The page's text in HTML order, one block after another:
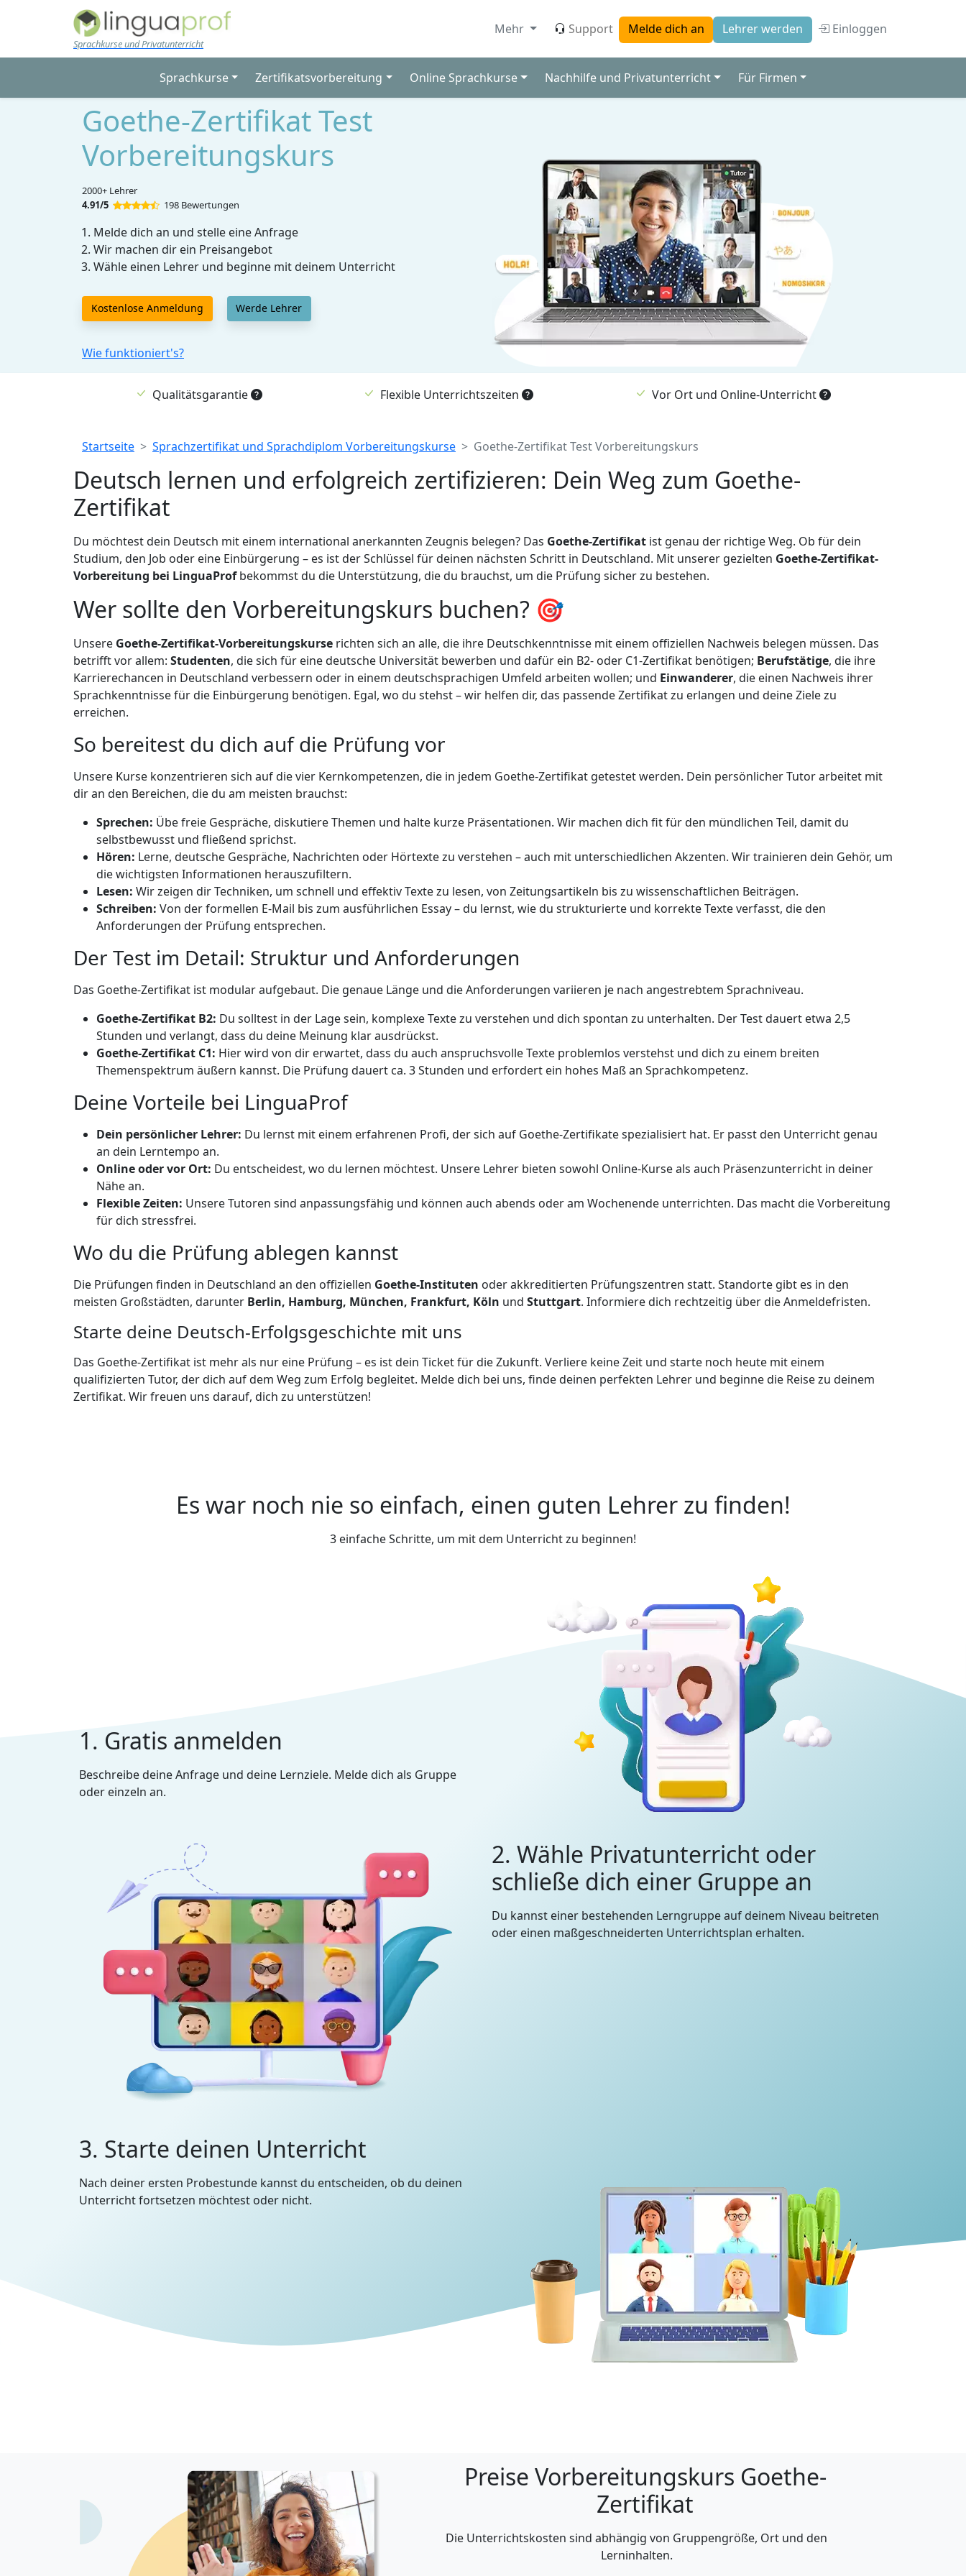
Skip to main content
Sprachkurse und Privatunterricht
Mehr Support Melde dich an Lehrer werden Einloggen
Sprachkurse Zertifikatsvorbereitung Online Sprachkurse Nachhilfe und Privatunterricht Für Firmen
Goethe-Zertifikat Test
Vorbereitungskurs
2000+ Lehrer
4.91/5
198 Bewertungen
Melde dich an und stelle eine Anfrage
Wir machen dir ein Preisangebot
Wähle einen Lehrer und beginne mit deinem Unterricht
Kostenlose Anmeldung Werde Lehrer
Wie funktioniert's?
Qualitätsgarantie Flexible Unterrichtszeiten Vor Ort und Online-Unterricht
Breadcrumb
Startseite Sprachzertifikat und Sprachdiplom Vorbereitungskurse Goethe-Zertifikat Test Vorbereitungskurs
Deutsch lernen und erfolgreich zertifizieren: Dein Weg zum Goethe-
Zertifikat
Du möchtest dein Deutsch mit einem international anerkannten Zeugnis belegen? Das Goethe-Zertifikat ist genau der richtige Weg. Ob für dein
Studium, den Job oder eine Einbürgerung – es ist der Schlüssel für deinen nächsten Schritt in Deutschland. Mit unserer gezielten Goethe-Zertifikat-
Vorbereitung bei LinguaProfbekommst du die Unterstützung, die du brauchst, um die Prüfung sicher zu bestehen.
Wer sollte den Vorbereitungskurs buchen? 🎯
Unsere Goethe-Zertifikat-Vorbereitungskurse richten sich an alle, die ihre Deutschkenntnisse mit einem offiziellen Nachweis belegen müssen. Das
betrifft vor allem: Studenten, die sich für eine deutsche Universität bewerben und dafür ein B2- oder C1-Zertifikat benötigen; Berufstätige, die ihre
Karrierechancen in Deutschland verbessern oder in einem deutschsprachigen Umfeld arbeiten wollen; und Einwanderer, die einen Nachweis ihrer
Sprachkenntnisse für die Einbürgerung benötigen. Egal, wo du stehst – wir helfen dir, das passende Zertifikat zu erlangen und deine Ziele zu
erreichen.
So bereitest du dich auf die Prüfung vor
Unsere Kurse konzentrieren sich auf die vier Kernkompetenzen, die in jedem Goethe-Zertifikat getestet werden. Dein persönlicher Tutor arbeitet mit
dir an den Bereichen, die du am meisten brauchst:
Sprechen: Übe freie Gespräche, diskutiere Themen und halte kurze Präsentationen. Wir machen dich fit für den mündlichen Teil, damit du
selbstbewusst und fließend sprichst.
Hören: Lerne, deutsche Gespräche, Nachrichten oder Hörtexte zu verstehen – auch mit unterschiedlichen Akzenten. Wir trainieren dein Gehör, um
die wichtigsten Informationen herauszufiltern.
Lesen: Wir zeigen dir Techniken, um schnell und effektiv Texte zu lesen, von Zeitungsartikeln bis zu wissenschaftlichen Beiträgen.
Schreiben: Von der formellen E-Mail bis zum ausführlichen Essay – du lernst, wie du strukturierte und korrekte Texte verfasst, die den
Anforderungen der Prüfung entsprechen.
Der Test im Detail: Struktur und Anforderungen
Das Goethe-Zertifikat ist modular aufgebaut. Die genaue Länge und die Anforderungen variieren je nach angestrebtem Sprachniveau.
Goethe-Zertifikat B2: Du solltest in der Lage sein, komplexe Texte zu verstehen und dich spontan zu unterhalten. Der Test dauert etwa 2,5
Stunden und verlangt, dass du deine Meinung klar ausdrückst.
Goethe-Zertifikat C1: Hier wird von dir erwartet, dass du auch anspruchsvolle Texte problemlos verstehst und dich zu einem breiten
Themenspektrum äußern kannst. Die Prüfung dauert ca. 3 Stunden und erfordert ein hohes Maß an Sprachkompetenz.
Deine Vorteile bei LinguaProf
Dein persönlicher Lehrer: Du lernst mit einem erfahrenen Profi, der sich auf Goethe-Zertifikate spezialisiert hat. Er passt den Unterricht genau
an dein Lerntempo an.
Online oder vor Ort: Du entscheidest, wo du lernen möchtest. Unsere Lehrer bieten sowohl Online-Kurse als auch Präsenzunterricht in deiner
Nähe an.
Flexible Zeiten: Unsere Tutoren sind anpassungsfähig und können auch abends oder am Wochenende unterrichten. Das macht die Vorbereitung
für dich stressfrei.
Wo du die Prüfung ablegen kannst
Die Prüfungen finden in Deutschland an den offiziellen Goethe-Instituten oder akkreditierten Prüfungszentren statt. Standorte gibt es in den
meisten Großstädten, darunter Berlin, Hamburg, München, Frankfurt, Köln und Stuttgart. Informiere dich rechtzeitig über die Anmeldefristen.
Starte deine Deutsch-Erfolgsgeschichte mit uns
Das Goethe-Zertifikat ist mehr als nur eine Prüfung – es ist dein Ticket für die Zukunft. Verliere keine Zeit und starte noch heute mit einem
qualifizierten Tutor, der dich auf dem Weg zum Erfolg begleitet. Melde dich bei uns, finde deinen perfekten Lehrer und beginne die Reise zu deinem
Zertifikat. Wir freuen uns darauf, dich zu unterstützen!
Es war noch nie so einfach, einen guten Lehrer zu finden!
3 einfache Schritte, um mit dem Unterricht zu beginnen!
1. Gratis anmelden
Beschreibe deine Anfrage und deine Lernziele. Melde dich als Gruppe
oder einzeln an.
2. Wähle Privatunterricht oder
schließe dich einer Gruppe an
Du kannst einer bestehenden Lerngruppe auf deinem Niveau beitreten
oder einen maßgeschneiderten Unterrichtsplan erhalten.
3. Starte deinen Unterricht
Nach deiner ersten Probestunde kannst du entscheiden, ob du deinen
Unterricht fortsetzen möchtest oder nicht.
Preise Vorbereitungskurs Goethe-
Zertifikat
Die Unterrichtskosten sind abhängig von Gruppengröße, Ort und den
Lerninhalten.